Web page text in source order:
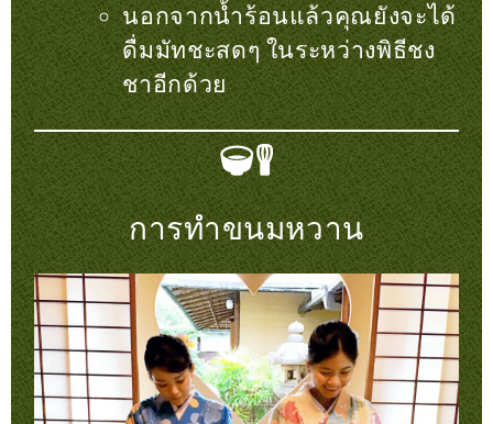
นอกจากน้ำร้อนแล้วคุณยังจะได้
ดื่มมัทชะสดๆ ในระหว่างพิธีชง
ชาอีกด้วย
การทำขนมหวาน